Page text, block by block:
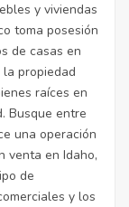
y viviendas
toma posesión
de casas en
propiedad
raíces en
Busque entre
una operación
venta en Idaho,
de
y los